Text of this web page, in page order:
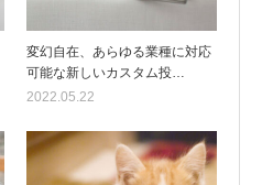
変幻自在、あらゆる業種に対応
可能な新しいカスタム投…
2022.05.22